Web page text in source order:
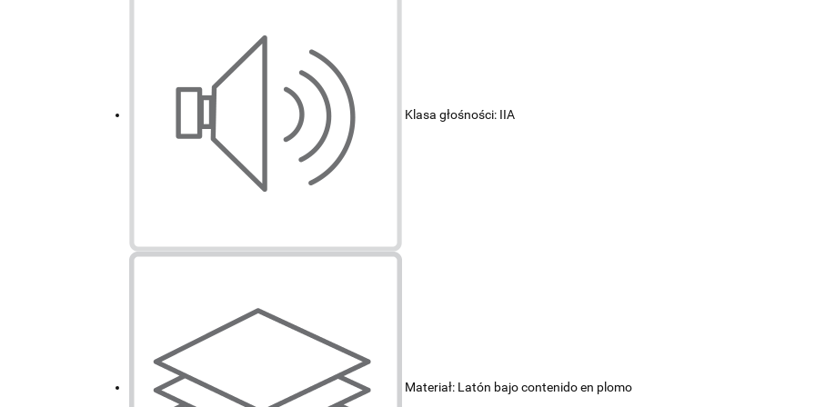
Klasa głośności: IIA
Materiał: Latón bajo contenido en plomo